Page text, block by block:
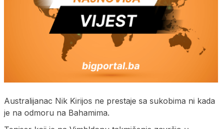
Australijanac Nik Kirijos ne prestaje sa sukobima ni kada
je na odmoru na Bahamima.